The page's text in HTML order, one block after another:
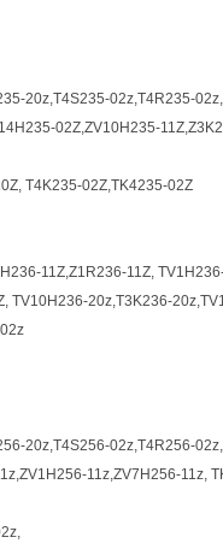
20z,T4S235-02z,T4R235-
02Z,ZV10H235-
T4K235-02Z,TK4235-02Z
11Z,Z1R236-11Z,
TV10H236-20z,T3K236-
20z,T4S256-02z,T4R256-
11z,ZV7H256-11z,